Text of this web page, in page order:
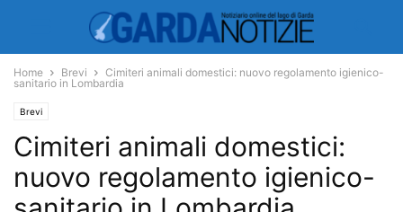
Home Brevi
Cimiteri animali domestici: nuovo regolamento igienico-
sanitario in Lombardia
Brevi
Cimiteri animali domestici:
nuovo regolamento igienico-